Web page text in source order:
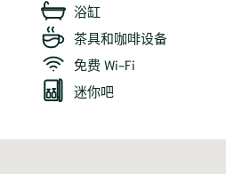
浴缸
茶具和咖啡设备
免费 Wi-Fi
迷你吧